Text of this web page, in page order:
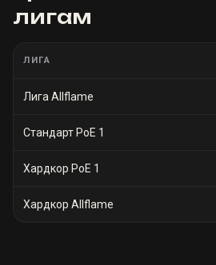
лигам
ЛИГА
Лига Allflame
Стандарт PoE 1
Хардкор PoE 1
Хардкор Allflame